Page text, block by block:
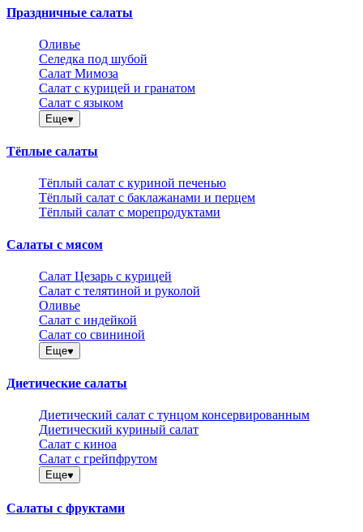
Праздничные салаты
Оливье
Селедка под шубой
Салат Мимоза
Салат с курицей и гранатом
Салат с языком
Еще
Тёплые салаты
Тёплый салат с куриной печенью
Тёплый салат с баклажанами и перцем
Тёплый салат с морепродуктами
Салаты с мясом
Салат Цезарь с курицей
Салат с телятиной и руколой
Оливье
Салат с индейкой
Салат со свининой
Еще
Диетические салаты
Диетический салат с тунцом консервированным
Диетический куриный салат
Салат с киноа
Салат с грейпфрутом
Еще
Салаты с фруктами